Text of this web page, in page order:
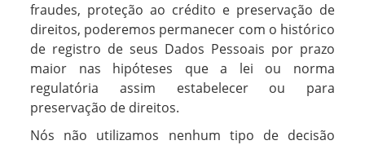
fraudes, proteção ao crédito e preservação de
direitos, poderemos permanecer com o histórico
de registro de seus Dados Pessoais por prazo
maior nas hipóteses que a lei ou norma
regulatória assim estabelecer ou para
preservação de direitos.
Nós não utilizamos nenhum tipo de decisão